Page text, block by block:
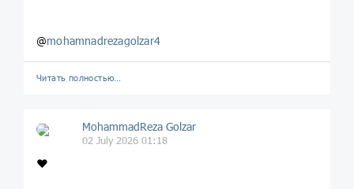
@mohamnadrezagolzar4
Читать полностью…
MohammadReza Golzar
02 July 2026 01:18
❤️